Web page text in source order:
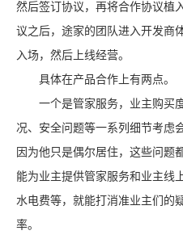
然后签订协议，再将合作协议植
议之后，途家的团队进入开发商
入场，然后上线经营。
具体在产品合作上有两点。
一个是管家服务，业主购买
况、安全问题等一系列细节考虑
因为他只是偶尔居住，这些问题
能为业主提供管家服务和业主线
水电费等，就能打消准业主们的
率。